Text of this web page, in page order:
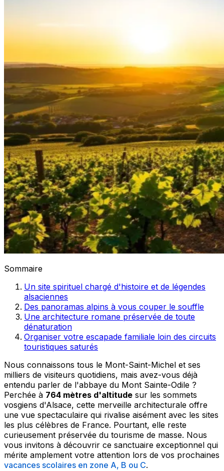
Sommaire
Un site spirituel chargé d'histoire et de légendes
alsaciennes
Des panoramas alpins à vous couper le souffle
Une architecture romane préservée de toute
dénaturation
Organiser votre escapade familiale loin des circuits
touristiques saturés
Nous connaissons tous le Mont-Saint-Michel et ses
milliers de visiteurs quotidiens, mais avez-vous déjà
entendu parler de l'abbaye du Mont Sainte-Odile ?
Perchée à 764 mètres d'altitude sur les sommets
vosgiens d'Alsace, cette merveille architecturale offre
une vue spectaculaire qui rivalise aisément avec les sites
les plus célèbres de France. Pourtant, elle reste
curieusement préservée du tourisme de masse. Nous
vous invitons à découvrir ce sanctuaire exceptionnel qui
mérite amplement votre attention lors de vos prochaines
vacances scolaires en zone A, B ou C.